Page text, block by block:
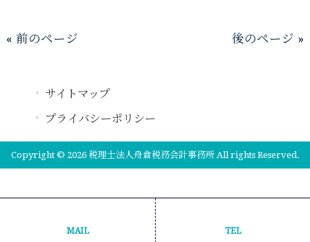
« 前のページ 後のページ »
サイトマップ
プライバシーポリシー
Copyright © 2026 税理士法人舟倉税務会計事務所 All rights Reserved.
MAIL TEL